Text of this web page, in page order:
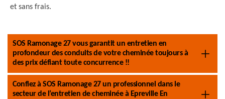
et sans frais.
SOS Ramonage 27 vous garantit un entretien en
profondeur des conduits de votre cheminée toujours à
des prix défiant toute concurrence !!
Confiez à SOS Ramonage 27 un professionnel dans le
secteur de l’entretien de cheminée à Epreville En